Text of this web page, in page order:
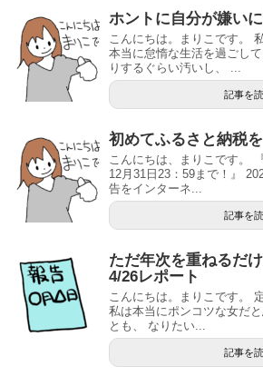
ホントに自分が嫌い
こんにちは。まりこです。
本当に怠惰な生活を過ごし
りするぐらい汚いし、 ...
記事を
初めてふるさと納税
こんにちは、まりこです。
12月31日23：59まで！』
告をインターネ...
記事を
ただ年次を重ねるだ
4/26レポート
こんにちは。まりこです。
私は本当にポンコツな女だ
とも、 なりたい...
記事を